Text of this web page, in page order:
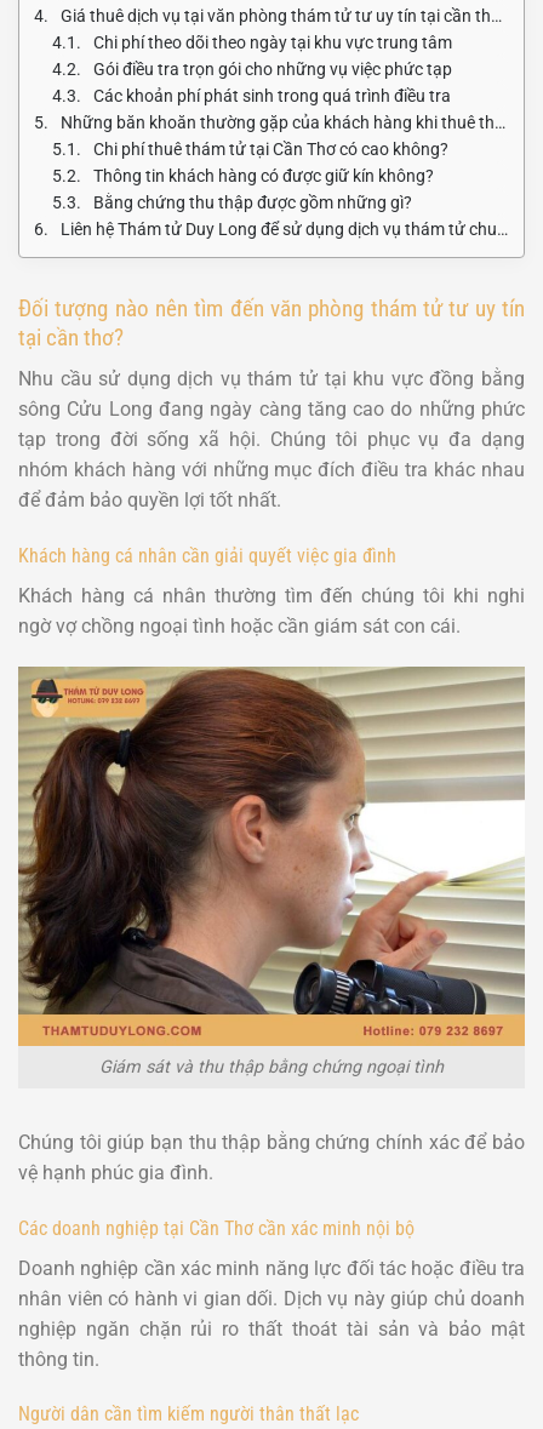
Giá thuê dịch vụ tại văn phòng thám tử tư uy tín tại cần thơ là bao nhiêu?
Chi phí theo dõi theo ngày tại khu vực trung tâm
Gói điều tra trọn gói cho những vụ việc phức tạp
Các khoản phí phát sinh trong quá trình điều tra
Những băn khoăn thường gặp của khách hàng khi thuê thám tử?
Chi phí thuê thám tử tại Cần Thơ có cao không?
Thông tin khách hàng có được giữ kín không?
Bằng chứng thu thập được gồm những gì?
Liên hệ Thám tử Duy Long để sử dụng dịch vụ thám tử chuyên nghiệp
Đối tượng nào nên tìm đến văn phòng thám tử tư uy tín
tại cần thơ?
Nhu cầu sử dụng dịch vụ thám tử tại khu vực đồng bằng
sông Cửu Long đang ngày càng tăng cao do những phức
tạp trong đời sống xã hội. Chúng tôi phục vụ đa dạng
nhóm khách hàng với những mục đích điều tra khác nhau
để đảm bảo quyền lợi tốt nhất.
Khách hàng cá nhân cần giải quyết việc gia đình
Khách hàng cá nhân thường tìm đến chúng tôi khi nghi
ngờ vợ chồng ngoại tình hoặc cần giám sát con cái.
Giám sát và thu thập bằng chứng ngoại tình
Chúng tôi giúp bạn thu thập bằng chứng chính xác để bảo
vệ hạnh phúc gia đình.
Các doanh nghiệp tại Cần Thơ cần xác minh nội bộ
Doanh nghiệp cần xác minh năng lực đối tác hoặc điều tra
nhân viên có hành vi gian dối. Dịch vụ này giúp chủ doanh
nghiệp ngăn chặn rủi ro thất thoát tài sản và bảo mật
thông tin.
Người dân cần tìm kiếm người thân thất lạc